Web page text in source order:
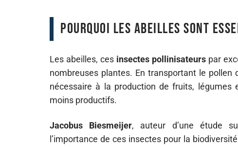
Pourquoi les abeilles sont
Les abeilles, ces insectes pollinisateurs par
nombreuses plantes. En transportant le
nécessaire à la production de fruits, légumes
moins productifs.
Jacobus Biesmeijer, auteur d’une étude
l’importance de ces insectes pour la